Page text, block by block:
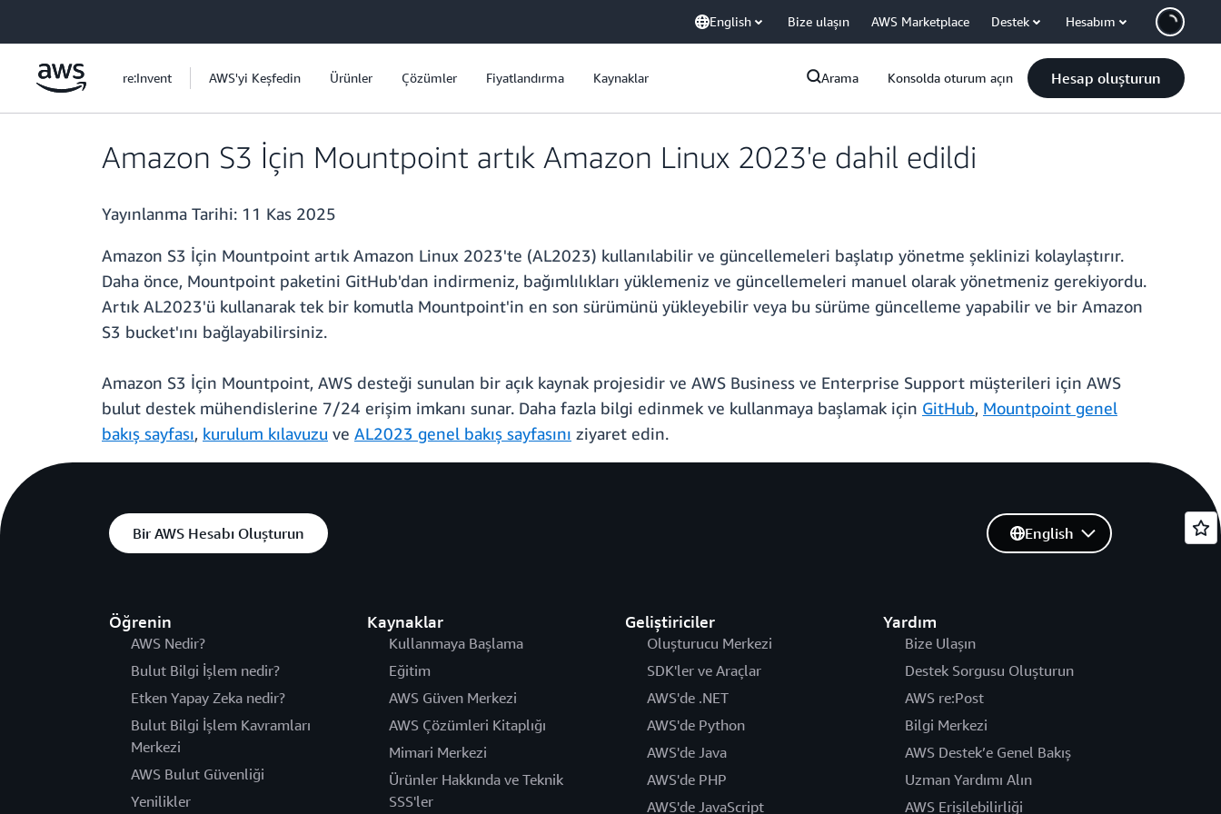
English Bize ulaşın AWS Marketplace Destek Hesabım
re:Invent AWS'yi Keşfedin Ürünler Çözümler Fiyatlandırma Kaynaklar Arama Konsolda oturum açın Hesap oluşturun
Amazon S3 İçin Mountpoint artık Amazon Linux 2023'e dahil edildi
Yayınlanma Tarihi: 11 Kas 2025
Amazon S3 İçin Mountpoint artık Amazon Linux 2023'te (AL2023) kullanılabilir ve güncellemeleri başlatıp yönetme şeklinizi kolaylaştırır.
Daha önce, Mountpoint paketini GitHub'dan indirmeniz, bağımlılıkları yüklemeniz ve güncellemeleri manuel olarak yönetmeniz gerekiyordu.
Artık AL2023'ü kullanarak tek bir komutla Mountpoint'in en son sürümünü yükleyebilir veya bu sürüme güncelleme yapabilir ve bir Amazon
S3 bucket'ını bağlayabilirsiniz.
Amazon S3 İçin Mountpoint, AWS desteği sunulan bir açık kaynak projesidir ve AWS Business ve Enterprise Support müşterileri için AWS
bulut destek mühendislerine 7/24 erişim imkanı sunar. Daha fazla bilgi edinmek ve kullanmaya başlamak için GitHub, Mountpoint genel
bakış sayfası, kurulum kılavuzu ve AL2023 genel bakış sayfasını ziyaret edin.
Bir AWS Hesabı Oluşturun
Öğrenin
AWS Nedir?
Bulut Bilgi İşlem nedir?
Etken Yapay Zeka nedir?
Bulut Bilgi İşlem Kavramları
Merkezi
AWS Bulut Güvenliği
Yenilikler
Kaynaklar
Kullanmaya Başlama
Eğitim
AWS Güven Merkezi
AWS Çözümleri Kitaplığı
Mimari Merkezi
Ürünler Hakkında ve Teknik
SSS'ler
Geliştiriciler
Oluşturucu Merkezi
SDK'ler ve Araçlar
AWS'de .NET
AWS'de Python
AWS'de Java
AWS'de PHP
AWS'de JavaScript
Yardım
Bize Ulaşın
Destek Sorgusu Oluşturun
AWS re:Post
Bilgi Merkezi
AWS Destek’e Genel Bakış
Uzman Yardımı Alın
AWS Erişilebilirliği
English